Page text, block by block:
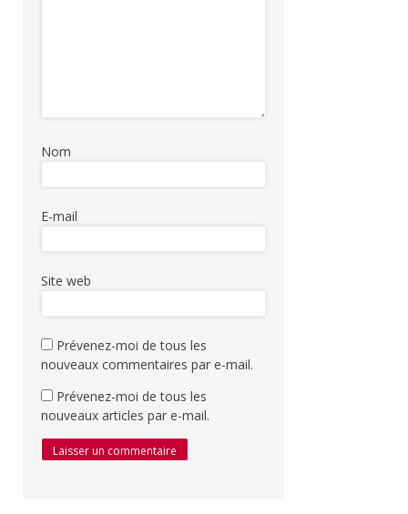
Nom
E-mail
Site web
Prévenez-moi de tous les
nouveaux commentaires par e-mail.
Prévenez-moi de tous les
nouveaux articles par e-mail.